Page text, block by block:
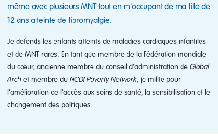
même avec plusieurs MNT tout en m'occupant de ma fille de
12 ans atteinte de fibromyalgie.
Je défends les enfants atteints de maladies cardiaques infantiles
et de MNT rares. En tant que membre de la Fédération mondiale
du cœur, ancienne membre du conseil d'administration de Global
Arch et membre du NCDI Poverty Network, je milite pour
l'amélioration de l'accès aux soins de santé, la sensibilisation et le
changement des politiques.